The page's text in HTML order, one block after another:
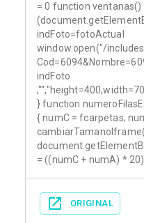
= 0 function
indFoto=fotoActual
window.open("/
indFoto
} function
{ numC = fcarpetas;
= ((numC + numA) *
ORIGINAL